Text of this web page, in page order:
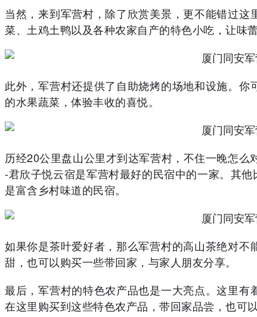
当然，来到军营村，除了欣赏美景，更不能错过
菜、土鸡土鸭以及各种农家自产的特色小吃，让味
此外，军营村还提供了自助烧烤的场地和设施。
的水果蔬菜，体验丰收的喜悦。
历经20公里盘山公里才到达军营村，不住一晚怎
-君欣子悦云宿是军营村最好的民宿中的一家。其
是富含乡村味道的民宿。
如果你是茶叶爱好者，那么军营村的高山茶绝对
甜，也可以购买一些带回家，与家人朋友分享。
最后，军营村的特色农产品也是一大亮点。这里
在这里购买到这些特色农产品，带回家品尝，也可